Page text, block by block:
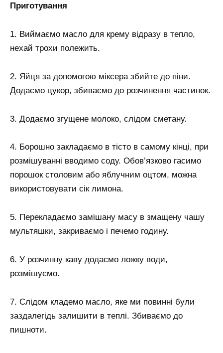
Приготування
1. Виймаємо масло для крему відразу в тепло,
нехай трохи полежить.
2. Яйця за допомогою міксера збийте до піни.
Додаємо цукор, збиваємо до розчинення частинок.
3. Додаємо згущене молоко, слідом сметану.
4. Борошно закладаємо в тісто в самому кінці, при
розмішуванні вводимо соду. Обов’язково гасимо
порошок столовим або яблучним оцтом, можна
використовувати сік лимона.
5. Перекладаємо замішану масу в змащену чашу
мультяшки, закриваємо і печемо годину.
6. У розчинну каву додаємо ложку води,
розмішуємо.
7. Слідом кладемо масло, яке ми повинні були
заздалегідь залишити в теплі. Збиваємо до
пишноти.